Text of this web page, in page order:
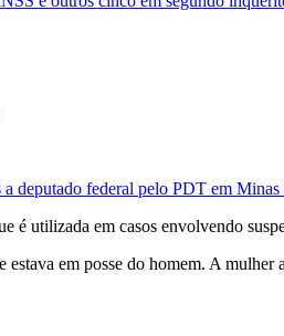
a deputado federal pelo PDT em Minas
é utilizada em casos envolvendo
em posse do homem. A